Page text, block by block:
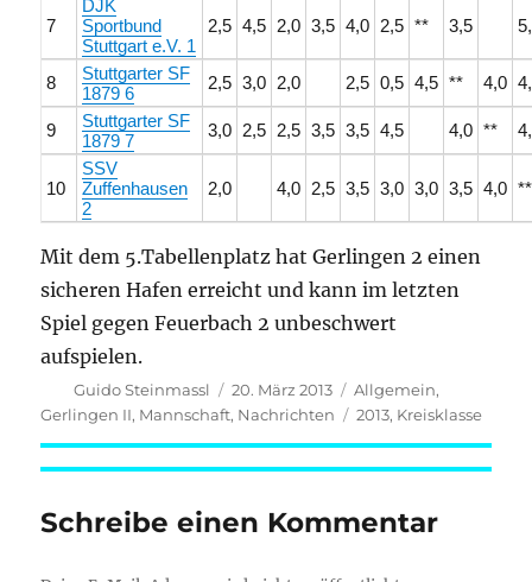
7
DJK
Sportbund
Stuttgart e.V. 1
2,5 4,5 2,0 3,5 4,0 2,5 ** 3,5
8
Stuttgarter SF
1879 6
2,5 3,0 2,0 2,5 0,5 4,5 ** 4,0
9
Stuttgarter SF
1879 7
3,0 2,5 2,5 3,5 3,5 4,5 4,0 **
10
SSV
Zuffenhausen
2
2,0 4,0 2,5 3,5 3,0 3,0 3,5 4,0 **
Mit dem 5.Tabellenplatz hat Gerlingen 2 einen
sicheren Hafen erreicht und kann im letzten
Spiel gegen Feuerbach 2 unbeschwert
aufspielen.
Autor
Guido Steinmassl
Veröffentlicht
am
20. März 2013 Kategorien
Allgemein,
Gerlingen II, Mannschaft, Nachrichten Schlagwörter
2013, Kreisklasse
Schreibe einen Kommentar